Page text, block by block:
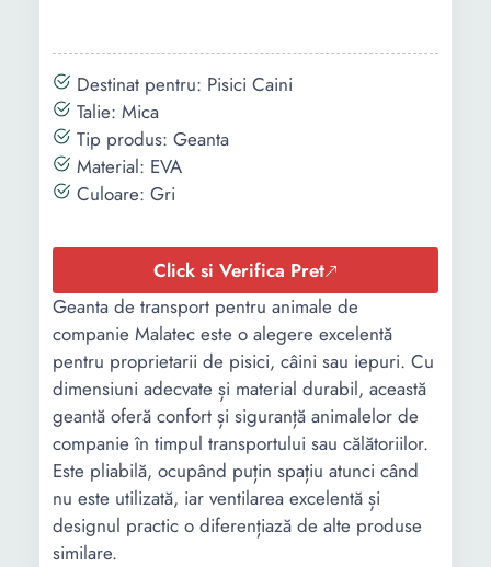
Destinat pentru: Pisici Caini
Talie: Mica
Tip produs: Geanta
Material: EVA
Culoare: Gri
Click si Verifica Pret
Geanta de transport pentru animale de
companie Malatec este o alegere excelentă
pentru proprietarii de pisici, câini sau iepuri. Cu
dimensiuni adecvate și material durabil, această
geantă oferă confort și siguranță animalelor de
companie în timpul transportului sau călătoriilor.
Este pliabilă, ocupând puțin spațiu atunci când
nu este utilizată, iar ventilarea excelentă și
designul practic o diferențiază de alte produse
similare.